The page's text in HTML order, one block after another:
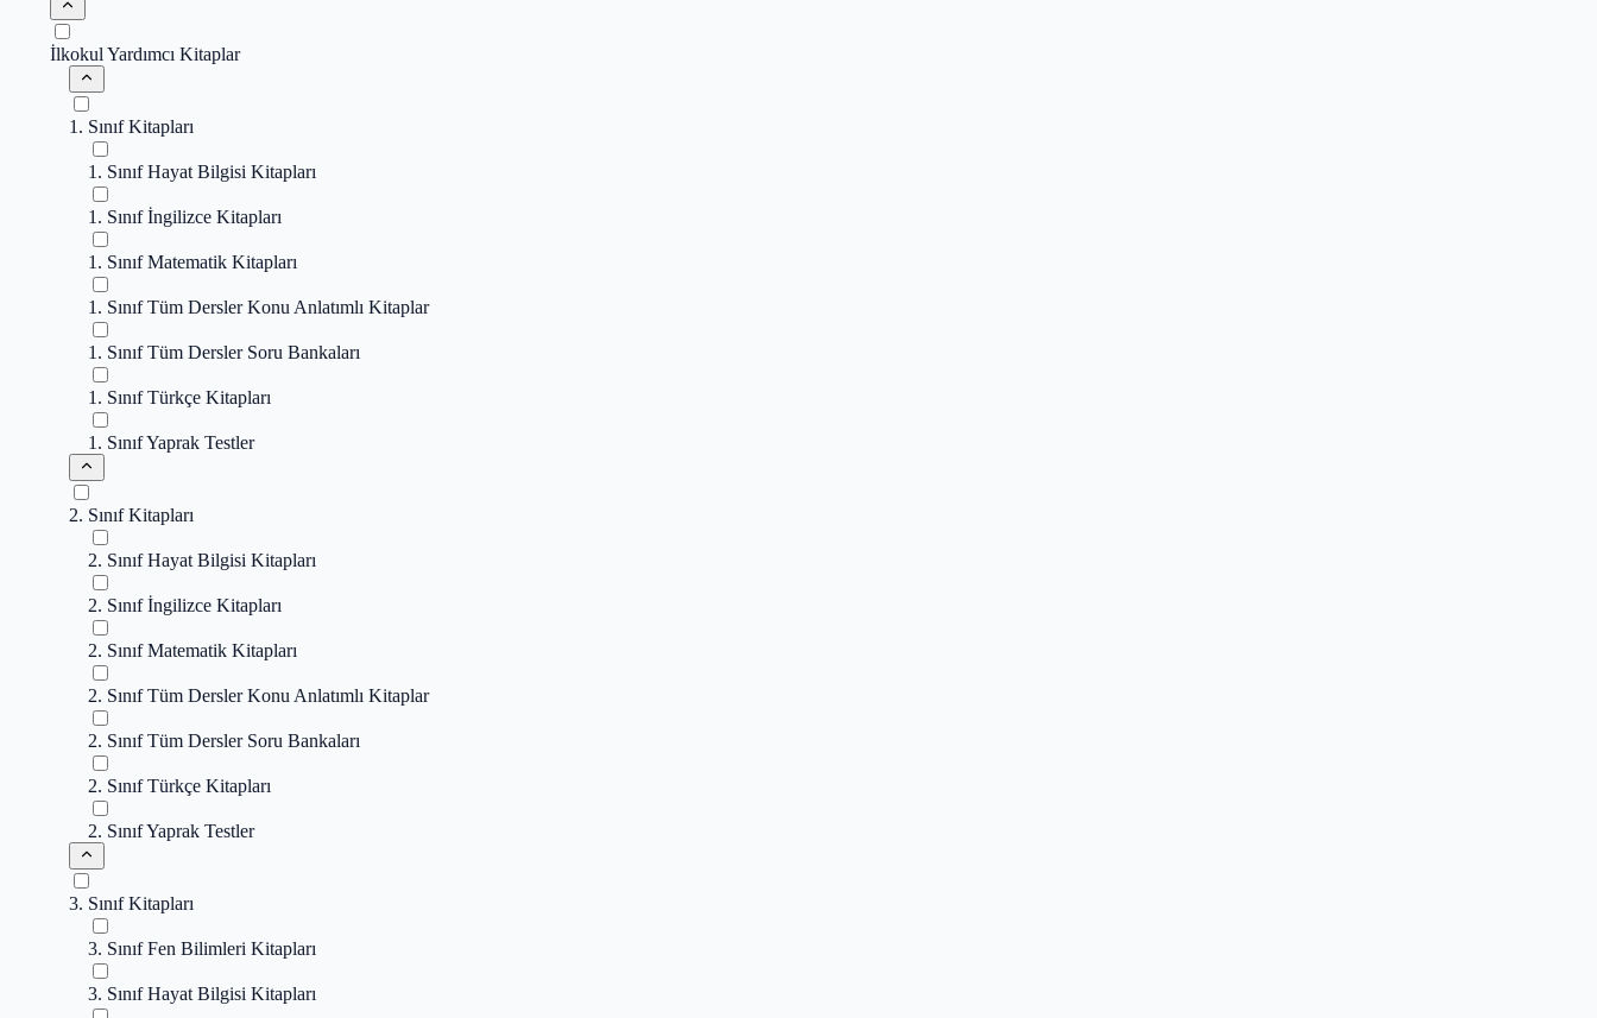
İlkokul Yardımcı Kitaplar
1. Sınıf Kitapları
1. Sınıf Hayat Bilgisi Kitapları
1. Sınıf İngilizce Kitapları
1. Sınıf Matematik Kitapları
1. Sınıf Tüm Dersler Konu Anlatımlı Kitaplar
1. Sınıf Tüm Dersler Soru Bankaları
1. Sınıf Türkçe Kitapları
1. Sınıf Yaprak Testler
2. Sınıf Kitapları
2. Sınıf Hayat Bilgisi Kitapları
2. Sınıf İngilizce Kitapları
2. Sınıf Matematik Kitapları
2. Sınıf Tüm Dersler Konu Anlatımlı Kitaplar
2. Sınıf Tüm Dersler Soru Bankaları
2. Sınıf Türkçe Kitapları
2. Sınıf Yaprak Testler
3. Sınıf Kitapları
3. Sınıf Fen Bilimleri Kitapları
3. Sınıf Hayat Bilgisi Kitapları